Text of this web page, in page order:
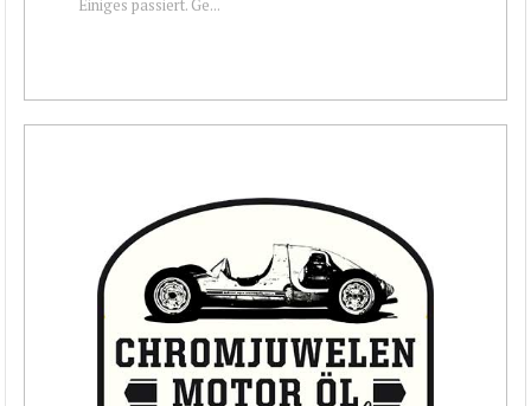
Einiges passiert. Ge...